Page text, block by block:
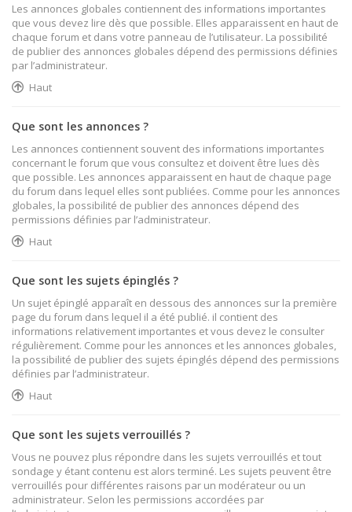
Les annonces globales contiennent des informations importantes
que vous devez lire dès que possible. Elles apparaissent en haut de
chaque forum et dans votre panneau de l’utilisateur. La possibilité
de publier des annonces globales dépend des permissions définies
par l’administrateur.
Haut
Que sont les annonces ?
Les annonces contiennent souvent des informations importantes
concernant le forum que vous consultez et doivent être lues dès
que possible. Les annonces apparaissent en haut de chaque page
du forum dans lequel elles sont publiées. Comme pour les annonces
globales, la possibilité de publier des annonces dépend des
permissions définies par l’administrateur.
Haut
Que sont les sujets épinglés ?
Un sujet épinglé apparaît en dessous des annonces sur la première
page du forum dans lequel il a été publié. il contient des
informations relativement importantes et vous devez le consulter
régulièrement. Comme pour les annonces et les annonces globales,
la possibilité de publier des sujets épinglés dépend des permissions
définies par l’administrateur.
Haut
Que sont les sujets verrouillés ?
Vous ne pouvez plus répondre dans les sujets verrouillés et tout
sondage y étant contenu est alors terminé. Les sujets peuvent être
verrouillés pour différentes raisons par un modérateur ou un
administrateur. Selon les permissions accordées par